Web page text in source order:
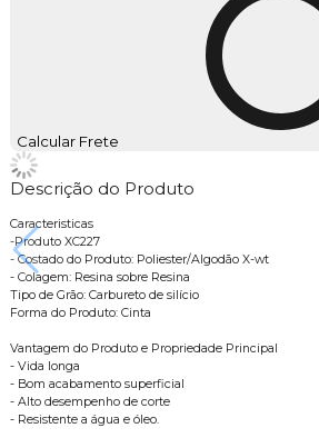
Calcular Frete
Descrição do Produto
Caracteristicas
-Produto XC227
- Costado do Produto: Poliester/Algodão X-wt
- Colagem: Resina sobre Resina
Tipo de Grão: Carbureto de silício
Forma do Produto: Cinta
Vantagem do Produto e Propriedade Principal
- Vida longa
- Bom acabamento superficial
- Alto desempenho de corte
- Resistente a água e óleo.